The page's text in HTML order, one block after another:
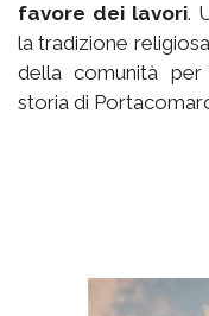
favore dei lavori.
la tradizione
della comunità
storia di